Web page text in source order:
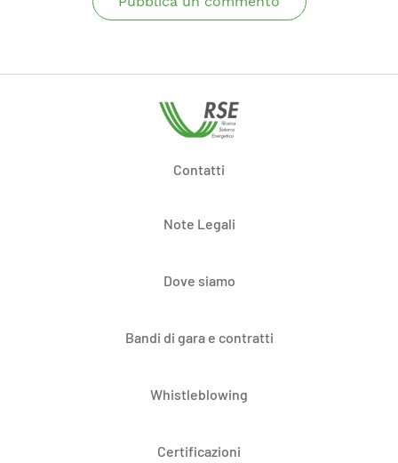
Contatti
Note Legali
Dove siamo
Bandi di gara e contratti
Whistleblowing
Certificazioni